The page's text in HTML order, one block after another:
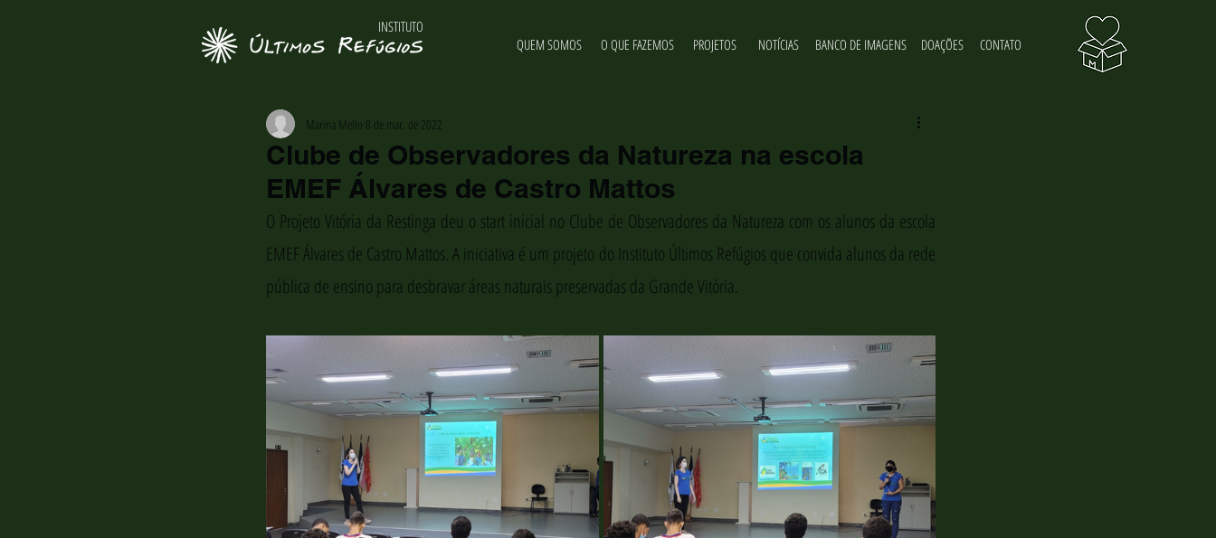
Clube de Observadores da Natureza na escola
EMEF Álvares de Castro Mattos
Marina Mello 8 de mar. de 2022
O Projeto Vitória da Restinga deu o start inicial no Clube de Observadores da Natureza com os alunos da escola
EMEF Álvares de Castro Mattos. A iniciativa é um projeto do Instituto Últimos Refúgios que convida alunos da rede
pública de ensino para desbravar áreas naturais preservadas da Grande Vitória.
INSTITUTO
QUEM SOMOS
O QUE FAZEMOS PROJETOS NOTÍCIAS BANCO DE IMAGENS DOAÇÕES CONTATO